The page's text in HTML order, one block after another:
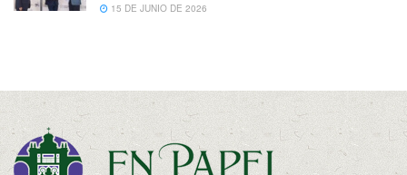
15 DE JUNIO DE 2026